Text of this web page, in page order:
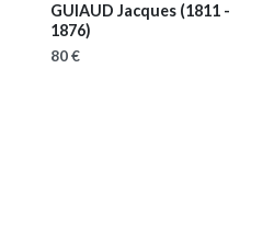
GUIAUD Jacques (1811 -
1876)
80 €